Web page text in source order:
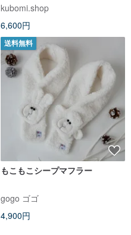
トン オフホワイト
kubomi.shop
6,600円
送料無料
もこもこシープマフラー
gogo ゴゴ
4,900円